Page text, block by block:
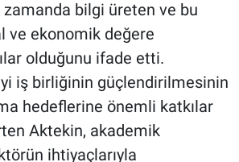
zamanda bilgi üreten ve bu
ve ekonomik değere
olduğunu ifade etti.
iş birliğinin güçlendirilmesinin
hedeflerine önemli katkılar
Aktekin, akademik
ihtiyaçlarıyla